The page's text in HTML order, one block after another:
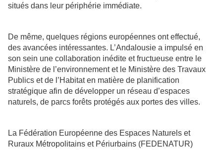
situés dans leur périphérie immédiate.
De même, quelques régions européennes ont effectué,
des avancées intéressantes. L’Andalousie a impulsé en
son sein une collaboration inédite et fructueuse entre le
Ministère de l’environnement et le Ministère des Travaux
Publics et de l’Habitat en matière de planification
stratégique afin de développer un réseau d’espaces
naturels, de parcs forêts protégés aux portes des villes.
La Fédération Européenne des Espaces Naturels et
Ruraux Métropolitains et Périurbains (FEDENATUR)